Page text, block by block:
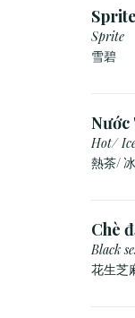
Sprite
Sprite
雪碧
Hot/
熱茶/
Chè
Black
花生芝